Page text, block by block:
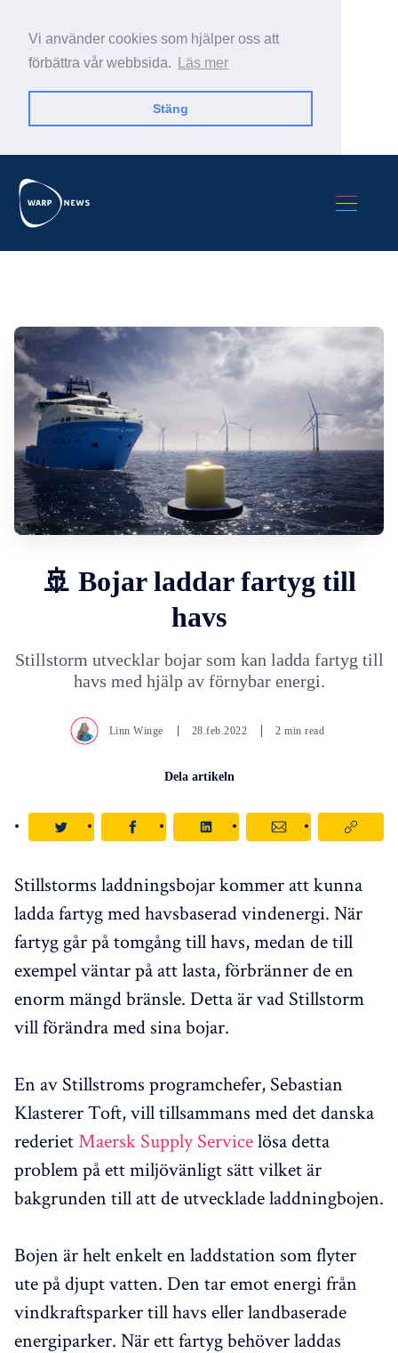
Vi använder cookies som hjälper oss att
förbättra vår webbsida.
Läs mer
Stäng
🚢 Bojar laddar fartyg till
havs
Stillstorm utvecklar bojar som kan ladda fartyg till
havs med hjälp av förnybar energi.
Linn Winge 28.feb.2022 2 min read
Dela artikeln
Stillstorms laddningsbojar kommer att kunna
ladda fartyg med havsbaserad vindenergi. När
fartyg går på tomgång till havs, medan de till
exempel väntar på att lasta, förbränner de en
enorm mängd bränsle. Detta är vad Stillstorm
vill förändra med sina bojar.
En av Stillstroms programchefer, Sebastian
Klasterer Toft, vill tillsammans med det danska
rederietMaersk Supply Servicelösa detta
problem på ett miljövänligt sätt vilket är
bakgrunden till att de utvecklade laddningbojen.
Bojen är helt enkelt en laddstation som flyter
ute på djupt vatten. Den tar emot energi från
vindkraftsparker till havs eller landbaserade
energiparker. När ett fartyg behöver laddas